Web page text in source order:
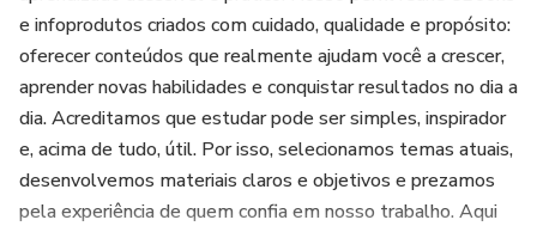
e infoprodutos criados com cuidado, qualidade e propósito:
oferecer conteúdos que realmente ajudam você a crescer,
aprender novas habilidades e conquistar resultados no dia a
dia. Acreditamos que estudar pode ser simples, inspirador
e, acima de tudo, útil. Por isso, selecionamos temas atuais,
desenvolvemos materiais claros e objetivos e prezamos
pela experiência de quem confia em nosso trabalho. Aqui